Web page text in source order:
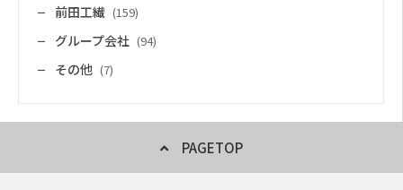
前田工繊 (159)
グループ会社 (94)
その他 (7)
PAGETOP